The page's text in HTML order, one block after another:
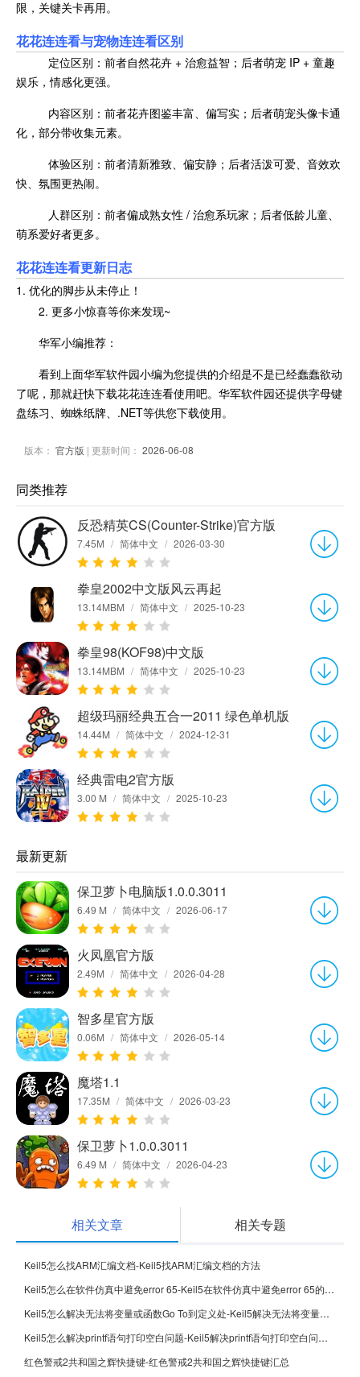
限，关键关卡再用。
花花连连看与宠物连连看区别
定位区别：前者自然花卉 + 治愈益智；后者萌宠 IP + 童趣
娱乐，情感化更强。
内容区别：前者花卉图鉴丰富、偏写实；后者萌宠头像卡通
化，部分带收集元素。
体验区别：前者清新雅致、偏安静；后者活泼可爱、音效欢
快、氛围更热闹。
人群区别：前者偏成熟女性 / 治愈系玩家；后者低龄儿童、
萌系爱好者更多。
花花连连看更新日志
1. 优化的脚步从未停止！
2. 更多小惊喜等你来发现~
华军小编推荐：
看到上面华军软件园小编为您提供的介绍是不是已经蠢蠢欲动
了呢，那就赶快下载花花连连看使用吧。华军软件园还提供字母键
盘练习、蜘蛛纸牌、.NET等供您下载使用。
版本： 官方版 | 更新时间： 2026-06-08
同类推荐
反恐精英CS(Counter-Strike)官方版
7.45M / 简体中文 / 2026-03-30
拳皇2002中文版风云再起
13.14MBM / 简体中文 / 2025-10-23
拳皇98(KOF98)中文版
13.14MBM / 简体中文 / 2025-10-23
超级玛丽经典五合一2011 绿色单机版
14.44M / 简体中文 / 2024-12-31
经典雷电2官方版
3.00 M / 简体中文 / 2025-10-23
最新更新
保卫萝卜电脑版1.0.0.3011
6.49 M / 简体中文 / 2026-06-17
火凤凰官方版
2.49M / 简体中文 / 2026-04-28
智多星官方版
0.06M / 简体中文 / 2026-05-14
魔塔1.1
17.35M / 简体中文 / 2026-03-23
保卫萝卜1.0.0.3011
6.49 M / 简体中文 / 2026-04-23
相关文章 相关专题
Keil5怎么找ARM汇编文档-Keil5找ARM汇编文档的方法
Keil5怎么在软件仿真中避免error 65-Keil5在软件仿真中避免error 65的方法
Keil5怎么解决无法将变量或函数Go To到定义处-Keil5解决无法将变量或函数Go To到定义处的方法
Keil5怎么解决printf语句打印空白问题-Keil5解决printf语句打印空白问题的方法
红色警戒2共和国之辉快捷键-红色警戒2共和国之辉快捷键汇总